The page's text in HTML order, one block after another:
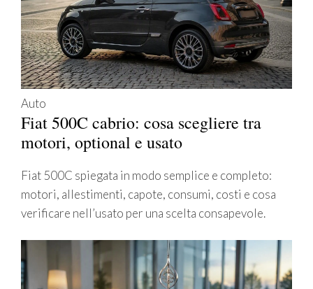
Auto
Fiat 500C cabrio: cosa scegliere tra
motori, optional e usato
Fiat 500C spiegata in modo semplice e completo:
motori, allestimenti, capote, consumi, costi e cosa
verificare nell’usato per una scelta consapevole.